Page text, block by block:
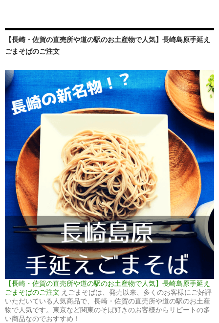
【長崎・佐賀の直売所や道の駅のお土産物で人気】長崎島原手延え
ごまそばのご注文
【長崎・佐賀の直売所や道の駅のお土産物で人気】長崎島原手延え
ごまそばのご注文 えごまそばは、発売以来、多くのお客様にご好評
いただいている人気商品で、長崎・佐賀の直売所や道の駅のお土産
物で人気です。東京など関東のそば好きのお客様からリピートの多
い商品なのでおすすめ！